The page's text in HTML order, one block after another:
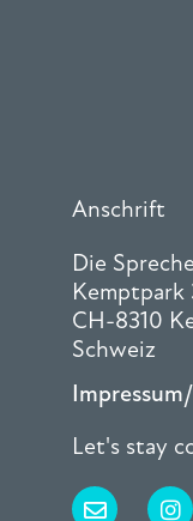
Anschrift
Die
Kemptpark
CH-8310
Schweiz
Let's stay